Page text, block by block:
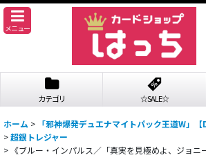
メニュー
カテゴリ ☆SALE☆
ホーム > 「邪神爆発デュエナマイトパック王道W」【
>超銀トレジャー
> 《ブルー・インパルス／「真実を見極めよ、ジョニ